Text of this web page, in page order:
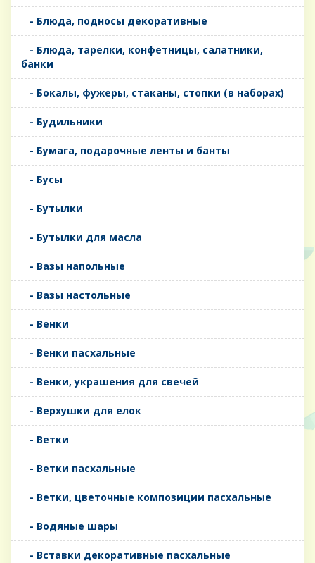
- Блюда, подносы декоративные
- Блюда, тарелки, конфетницы, салатники,
банки
- Бокалы, фужеры, стаканы, стопки (в наборах)
- Будильники
- Бумага, подарочные ленты и банты
- Бусы
- Бутылки
- Бутылки для масла
- Вазы напольные
- Вазы настольные
- Венки
- Венки пасхальные
- Венки, украшения для свечей
- Верхушки для елок
- Ветки
- Ветки пасхальные
- Ветки, цветочные композиции пасхальные
- Водяные шары
- Вставки декоративные пасхальные